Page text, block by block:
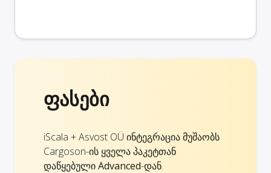
ფასები
iScala + Asvost OÜ ინტეგრაცია მუშაობს
Cargoson-ის ყველა პაკეტთან
დაწყებულიAdvanced-დან.